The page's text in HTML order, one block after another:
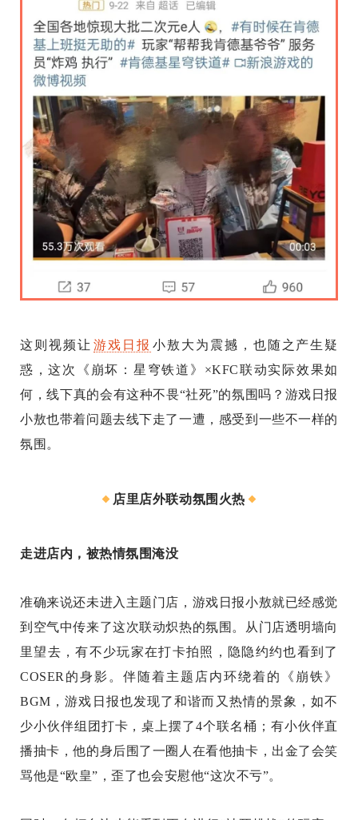
这则视频让 游戏日报 小敖大为震撼，也随之产生疑
惑，这次《崩坏：星穹铁道》×KFC联动实际效果如
何，线下真的会有这种不畏“社死”的氛围吗？游戏日报
小敖也带着问题去线下走了一遭，感受到一些不一样的
氛围。
店里店外联动氛围火热
走进店内，被热情氛围淹没
准确来说还未进入主题门店，游戏日报小敖就已经感觉
到空气中传来了这次联动炽热的氛围。从门店透明墙向
里望去，有不少玩家在打卡拍照，隐隐约约也看到了
COSER的身影。伴随着主题店内环绕着的《崩铁》
BGM，游戏日报也发现了和谐而又热情的景象，如不
少小伙伴组团打卡，桌上摆了4个联名桶；有小伙伴直
播抽卡，他的身后围了一圈人在看他抽卡，出金了会笑
骂他是“欧皇”，歪了也会安慰他“这次不亏”。